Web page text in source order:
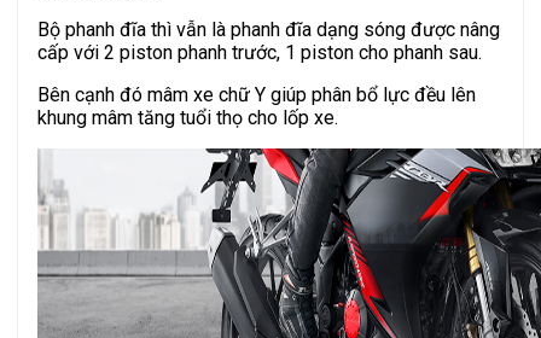
Bộ phanh đĩa thì vẫn là phanh đĩa dạng sóng được nâng
cấp với 2 piston phanh trước, 1 piston cho phanh sau.
Bên cạnh đó mâm xe chữ Y giúp phân bổ lực đều lên
khung mâm tăng tuổi thọ cho lốp xe.